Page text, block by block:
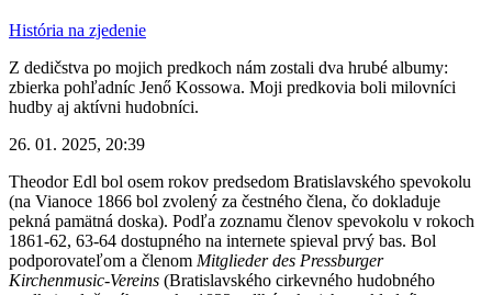
História na zjedenie
Z dedičstva po mojich predkoch nám zostali dva hrubé albumy:
zbierka pohľadníc Jenő Kossowa. Moji predkovia boli milovníci
hudby aj aktívni hudobníci.
26. 01. 2025, 20:39
Theodor Edl bol osem rokov predsedom Bratislavského spevokolu
(na Vianoce 1866 bol zvolený za čestného člena, čo dokladuje
pekná pamätná doska). Podľa zoznamu členov spevokolu v rokoch
1861-62, 63-64 dostupného na internete spieval prvý bas. Bol
podporovateľom a členom Mitglieder des Pressburger
Kirchenmusic-Vereins (Bratislavského cirkevného hudobného